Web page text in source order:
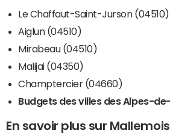
Le Chaffaut-Saint-Jurson (04510)
Aiglun (04510)
Mirabeau (04510)
Malijai (04350)
Champtercier (04660)
Budgets des villes des Alpes-
En savoir plus sur